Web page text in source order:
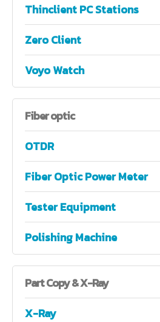
Thinclient PC Stations
Zero Client
Voyo Watch
Fiberoptic
OTDR
Fiber Optic Power Meter
Tester Equipment
Polishing Machine
PartCopy & X-Ray
X-Ray